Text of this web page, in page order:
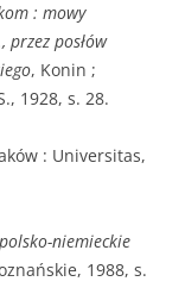
: mowy
przez posłów
, Konin ;
1928, s. 28.
: Universitas,
niemieckie
1988, s.